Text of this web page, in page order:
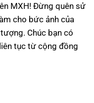
MXH! Đừng quên sử
cho bức ảnh của
Chúc bạn có
tục từ cộng đồng